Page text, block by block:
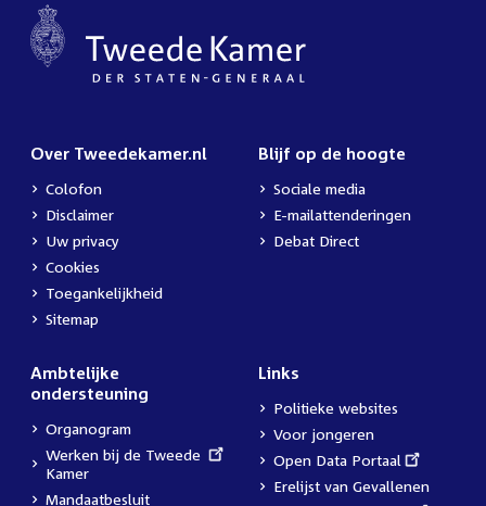
Over Tweedekamer.nl
Colofon
Disclaimer
Uw privacy
Cookies
Toegankelijkheid
Sitemap
Blijf op de hoogte
Sociale media
E-mailattenderingen
Debat Direct
Ambtelijke
ondersteuning
Organogram
External
link:
Werken bij de Tweede
Kamer
Mandaatbesluit
Links
Politieke websites
Voor jongeren
External
link:
Open Data Portaal
Erelijst van Gevallenen